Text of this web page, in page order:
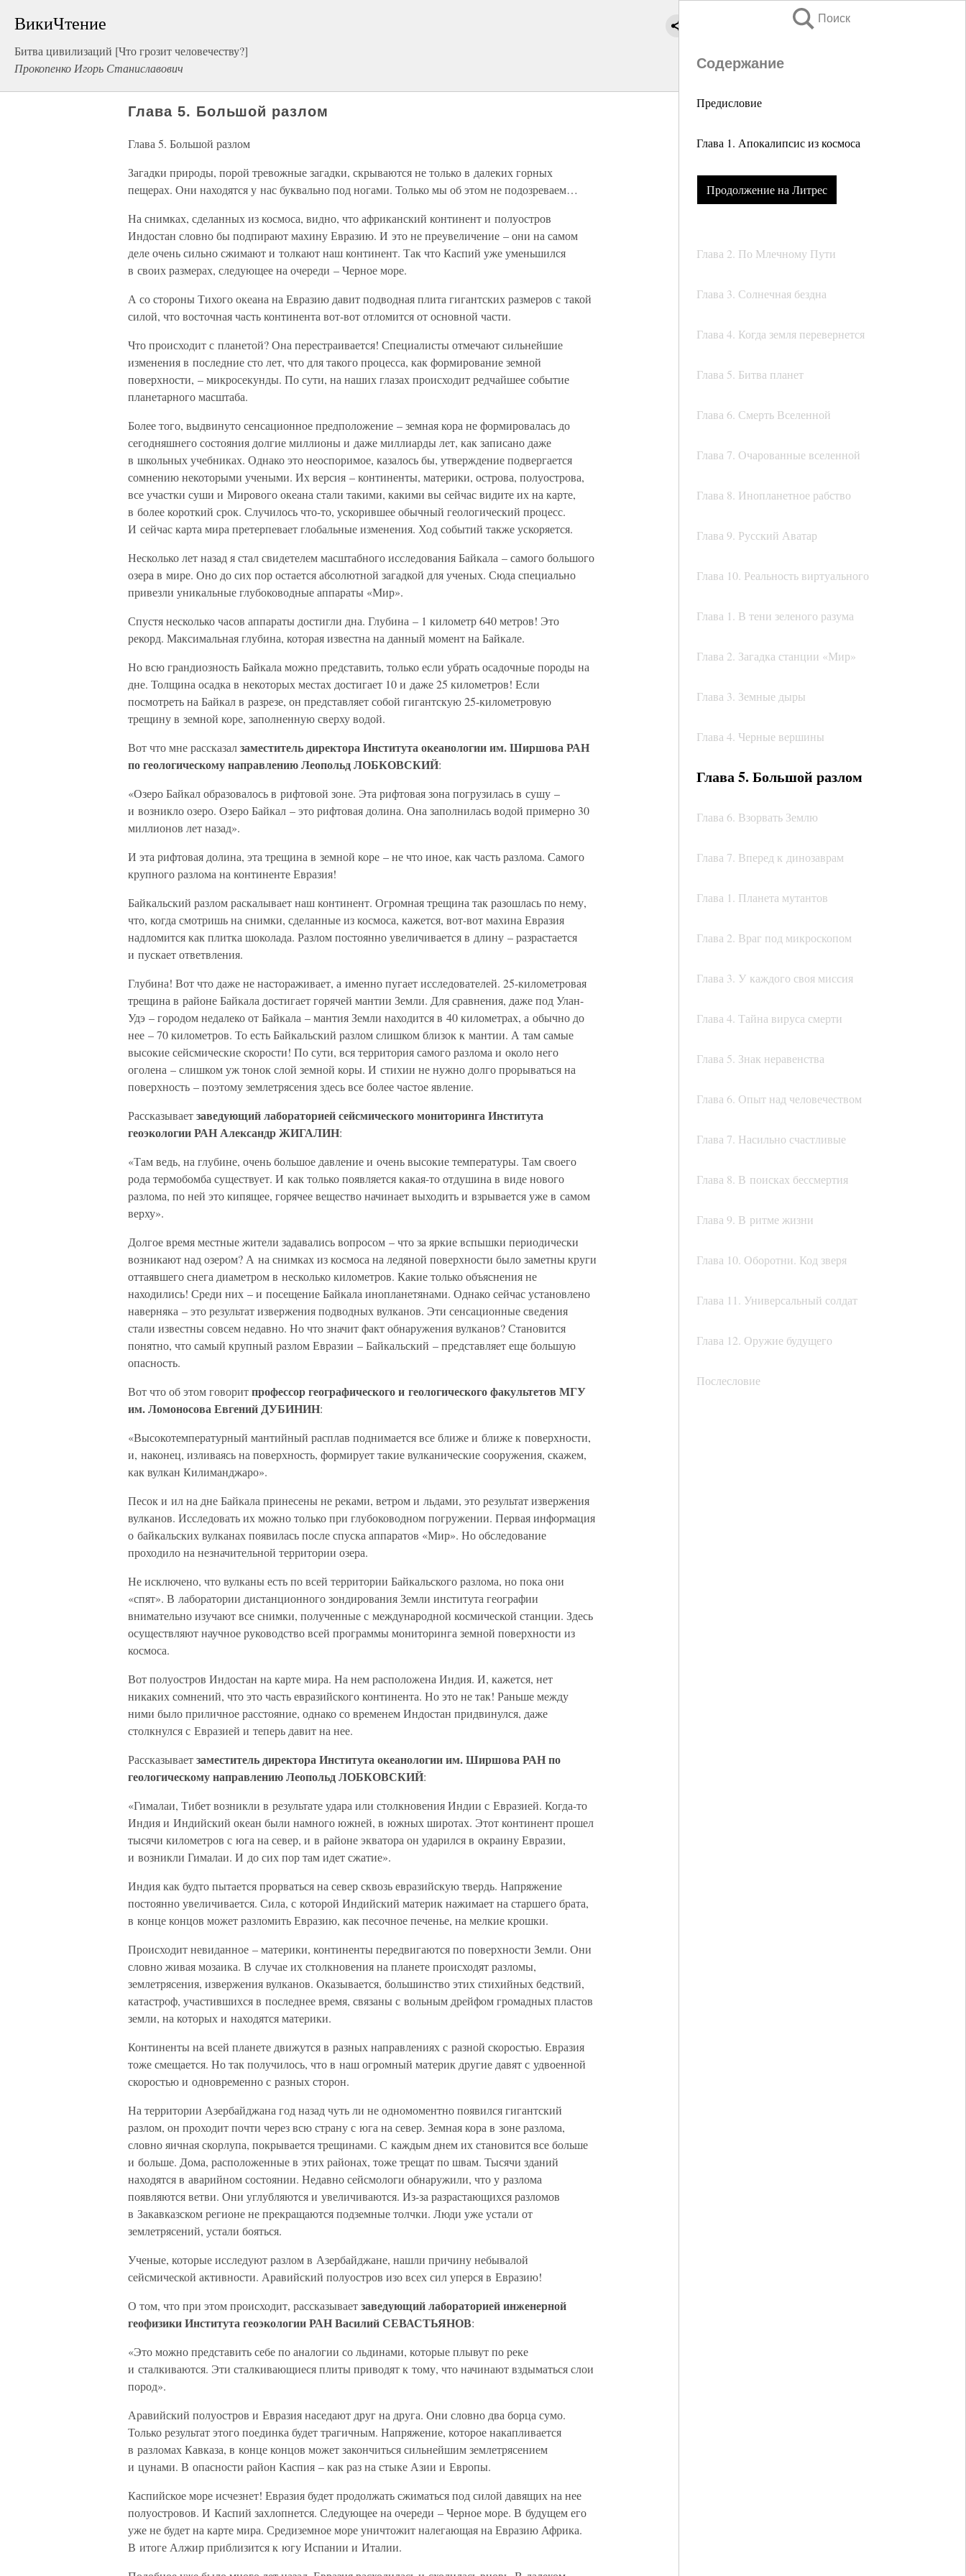
ВикиЧтение
Битва цивилизаций [Что грозит человечеству?]
Прокопенко Игорь Станиславович
Поиск
Содержание
Предисловие
Глава 1. Апокалипсис из космоса
Продолжение на Литрес
Глава 2. По Млечному Пути
Глава 3. Солнечная бездна
Глава 4. Когда земля перевернется
Глава 5. Битва планет
Глава 6. Смерть Вселенной
Глава 7. Очарованные вселенной
Глава 8. Инопланетное рабство
Глава 9. Русский Аватар
Глава 10. Реальность виртуального
Глава 1. В тени зеленого разума
Глава 2. Загадка станции «Мир»
Глава 3. Земные дыры
Глава 4. Черные вершины
Глава 5. Большой разлом
Глава 6. Взорвать Землю
Глава 7. Вперед к динозаврам
Глава 1. Планета мутантов
Глава 2. Враг под микроскопом
Глава 3. У каждого своя миссия
Глава 4. Тайна вируса смерти
Глава 5. Знак неравенства
Глава 6. Опыт над человечеством
Глава 7. Насильно счастливые
Глава 8. В поисках бессмертия
Глава 9. В ритме жизни
Глава 10. Оборотни. Код зверя
Глава 11. Универсальный солдат
Глава 12. Оружие будущего
Послесловие
Глава 5. Большой разлом
Глава 5. Большой разлом
Загадки природы, порой тревожные загадки, скрываются не только в далеких горных
пещерах. Они находятся у нас буквально под ногами. Только мы об этом не подозреваем…
На снимках, сделанных из космоса, видно, что африканский континент и полуостров
Индостан словно бы подпирают махину Евразию. И это не преувеличение – они на самом
деле очень сильно сжимают и толкают наш континент. Так что Каспий уже уменьшился
в своих размерах, следующее на очереди – Черное море.
А со стороны Тихого океана на Евразию давит подводная плита гигантских размеров с такой
силой, что восточная часть континента вот-вот отломится от основной части.
Что происходит с планетой? Она перестраивается! Специалисты отмечают сильнейшие
изменения в последние сто лет, что для такого процесса, как формирование земной
поверхности, – микросекунды. По сути, на наших глазах происходит редчайшее событие
планетарного масштаба.
Более того, выдвинуто сенсационное предположение – земная кора не формировалась до
сегодняшнего состояния долгие миллионы и даже миллиарды лет, как записано даже
в школьных учебниках. Однако это неоспоримое, казалось бы, утверждение подвергается
сомнению некоторыми учеными. Их версия – континенты, материки, острова, полуострова,
все участки суши и Мирового океана стали такими, какими вы сейчас видите их на карте,
в более короткий срок. Случилось что-то, ускорившее обычный геологический процесс.
И сейчас карта мира претерпевает глобальные изменения. Ход событий также ускоряется.
Несколько лет назад я стал свидетелем масштабного исследования Байкала – самого большого
озера в мире. Оно до сих пор остается абсолютной загадкой для ученых. Сюда специально
привезли уникальные глубоководные аппараты «Мир».
Спустя несколько часов аппараты достигли дна. Глубина – 1 километр 640 метров! Это
рекорд. Максимальная глубина, которая известна на данный момент на Байкале.
Но всю грандиозность Байкала можно представить, только если убрать осадочные породы на
дне. Толщина осадка в некоторых местах достигает 10 и даже 25 километров! Если
посмотреть на Байкал в разрезе, он представляет собой гигантскую 25-километровую
трещину в земной коре, заполненную сверху водой.
Вот что мне рассказалзаместитель директора Института океанологии им. Ширшова РАН
по геологическому направлению Леопольд ЛОБКОВСКИЙ:
«Озеро Байкал образовалось в рифтовой зоне. Эта рифтовая зона погрузилась в сушу –
и возникло озеро. Озеро Байкал – это рифтовая долина. Она заполнилась водой примерно 30
миллионов лет назад».
И эта рифтовая долина, эта трещина в земной коре – не что иное, как часть разлома. Самого
крупного разлома на континенте Евразия!
Байкальский разлом раскалывает наш континент. Огромная трещина так разошлась по нему,
что, когда смотришь на снимки, сделанные из космоса, кажется, вот-вот махина Евразия
надломится как плитка шоколада. Разлом постоянно увеличивается в длину – разрастается
и пускает ответвления.
Глубина! Вот что даже не настораживает, а именно пугает исследователей. 25-километровая
трещина в районе Байкала достигает горячей мантии Земли. Для сравнения, даже под Улан-
Удэ – городом недалеко от Байкала – мантия Земли находится в 40 километрах, а обычно до
нее – 70 километров. То есть Байкальский разлом слишком близок к мантии. А там самые
высокие сейсмические скорости! По сути, вся территория самого разлома и около него
оголена – слишком уж тонок слой земной коры. И стихии не нужно долго прорываться на
поверхность – поэтому землетрясения здесь все более частое явление.
Рассказываетзаведующий лабораторией сейсмического мониторинга Института
геоэкологии РАН Александр ЖИГАЛИН:
«Там ведь, на глубине, очень большое давление и очень высокие температуры. Там своего
рода термобомба существует. И как только появляется какая-то отдушина в виде нового
разлома, по ней это кипящее, горячее вещество начинает выходить и взрывается уже в самом
верху».
Долгое время местные жители задавались вопросом – что за яркие вспышки периодически
возникают над озером? А на снимках из космоса на ледяной поверхности было заметны круги
оттаявшего снега диаметром в несколько километров. Какие только объяснения не
находились! Среди них – и посещение Байкала инопланетянами. Однако сейчас установлено
наверняка – это результат извержения подводных вулканов. Эти сенсационные сведения
стали известны совсем недавно. Но что значит факт обнаружения вулканов? Становится
понятно, что самый крупный разлом Евразии – Байкальский – представляет еще большую
опасность.
Вот что об этом говоритпрофессор географического и геологического факультетов МГУ
им. Ломоносова Евгений ДУБИНИН:
«Высокотемпературный мантийный расплав поднимается все ближе и ближе к поверхности,
и, наконец, изливаясь на поверхность, формирует такие вулканические сооружения, скажем,
как вулкан Килиманджаро».
Песок и ил на дне Байкала принесены не реками, ветром и льдами, это результат извержения
вулканов. Исследовать их можно только при глубоководном погружении. Первая информация
о байкальских вулканах появилась после спуска аппаратов «Мир». Но обследование
проходило на незначительной территории озера.
Не исключено, что вулканы есть по всей территории Байкальского разлома, но пока они
«спят». В лаборатории дистанционного зондирования Земли института географии
внимательно изучают все снимки, полученные с международной космической станции. Здесь
осуществляют научное руководство всей программы мониторинга земной поверхности из
космоса.
Вот полуостров Индостан на карте мира. На нем расположена Индия. И, кажется, нет
никаких сомнений, что это часть евразийского континента. Но это не так! Раньше между
ними было приличное расстояние, однако со временем Индостан придвинулся, даже
столкнулся с Евразией и теперь давит на нее.
Рассказываетзаместитель директора Института океанологии им. Ширшова РАН по
геологическому направлению Леопольд ЛОБКОВСКИЙ:
«Гималаи, Тибет возникли в результате удара или столкновения Индии с Евразией. Когда-то
Индия и Индийский океан были намного южней, в южных широтах. Этот континент прошел
тысячи километров с юга на север, и в районе экватора он ударился в окраину Евразии,
и возникли Гималаи. И до сих пор там идет сжатие».
Индия как будто пытается прорваться на север сквозь евразийскую твердь. Напряжение
постоянно увеличивается. Сила, с которой Индийский материк нажимает на старшего брата,
в конце концов может разломить Евразию, как песочное печенье, на мелкие крошки.
Происходит невиданное – материки, континенты передвигаются по поверхности Земли. Они
словно живая мозаика. В случае их столкновения на планете происходят разломы,
землетрясения, извержения вулканов. Оказывается, большинство этих стихийных бедствий,
катастроф, участившихся в последнее время, связаны с вольным дрейфом громадных пластов
земли, на которых и находятся материки.
Континенты на всей планете движутся в разных направлениях с разной скоростью. Евразия
тоже смещается. Но так получилось, что в наш огромный материк другие давят с удвоенной
скоростью и одновременно с разных сторон.
На территории Азербайджана год назад чуть ли не одномоментно появился гигантский
разлом, он проходит почти через всю страну с юга на север. Земная кора в зоне разлома,
словно яичная скорлупа, покрывается трещинами. С каждым днем их становится все больше
и больше. Дома, расположенные в этих районах, тоже трещат по швам. Тысячи зданий
находятся в аварийном состоянии. Недавно сейсмологи обнаружили, что у разлома
появляются ветви. Они углубляются и увеличиваются. Из-за разрастающихся разломов
в Закавказском регионе не прекращаются подземные толчки. Люди уже устали от
землетрясений, устали бояться.
Ученые, которые исследуют разлом в Азербайджане, нашли причину небывалой
сейсмической активности. Аравийский полуостров изо всех сил уперся в Евразию!
О том, что при этом происходит, рассказываетзаведующий лабораторией инженерной
геофизики Института геоэкологии РАН Василий СЕВАСТЬЯНОВ:
«Это можно представить себе по аналогии со льдинами, которые плывут по реке
и сталкиваются. Эти сталкивающиеся плиты приводят к тому, что начинают вздыматься слои
пород».
Аравийский полуостров и Евразия наседают друг на друга. Они словно два борца сумо.
Только результат этого поединка будет трагичным. Напряжение, которое накапливается
в разломах Кавказа, в конце концов может закончиться сильнейшим землетрясением
и цунами. В опасности район Каспия – как раз на стыке Азии и Европы.
Каспийское море исчезнет! Евразия будет продолжать сжиматься под силой давящих на нее
полуостровов. И Каспий захлопнется. Следующее на очереди – Черное море. В будущем его
уже не будет на карте мира. Средиземное море уничтожит налегающая на Евразию Африка.
В итоге Алжир приблизится к югу Испании и Италии.